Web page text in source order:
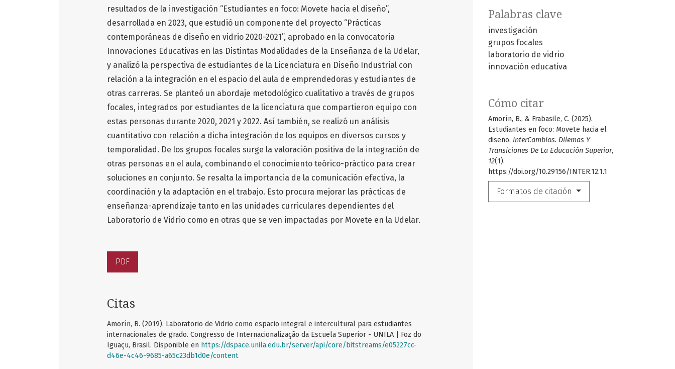
Palabras clave
investigación
grupos focales
laboratorio de vidrio
innovación educativa
Cómo citar
Amorín, B., & Frabasile, C. (2025).
Estudiantes en foco: Movete hacia el
diseño. InterCambios. Dilemas Y
Transiciones De La Educación Superior,
12(1).
https://doi.org/10.29156/INTER.12.1.1
Formatos de citación
resultados de la investigación “Estudiantes en foco: Movete hacia el diseño”,
desarrollada en 2023, que estudió un componente del proyecto “Prácticas
contemporáneas de diseño en vidrio 2020-2021”, aprobado en la convocatoria
Innovaciones Educativas en las Distintas Modalidades de la Enseñanza de la Udelar,
y analizó la perspectiva de estudiantes de la Licenciatura en Diseño Industrial con
relación a la integración en el espacio del aula de emprendedoras y estudiantes de
otras carreras. Se planteó un abordaje metodológico cualitativo a través de grupos
focales, integrados por estudiantes de la licenciatura que compartieron equipo con
estas personas durante 2020, 2021 y 2022. Así también, se realizó un análisis
cuantitativo con relación a dicha integración de los equipos en diversos cursos y
temporalidad. De los grupos focales surge la valoración positiva de la integración de
otras personas en el aula, combinando el conocimiento teórico-práctico para crear
soluciones en conjunto. Se resalta la importancia de la comunicación efectiva, la
coordinación y la adaptación en el trabajo. Esto procura mejorar las prácticas de
enseñanza-aprendizaje tanto en las unidades curriculares dependientes del
Laboratorio de Vidrio como en otras que se ven impactadas por Movete en la Udelar.
PDF
Citas
Amorín, B. (2019). Laboratorio de Vidrio como espacio integral e intercultural para estudiantes
internacionales de grado. Congresso de Internacionalização da Escuela Superior - UNILA | Foz do
Iguaçu, Brasil. Disponible en https://dspace.unila.edu.br/server/api/core/bitstreams/e05227cc-
d46e-4c46-9685-a65c23db1d0e/content